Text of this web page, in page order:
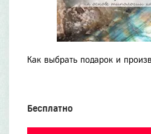
Как выбрать подарок и
Бесплатно